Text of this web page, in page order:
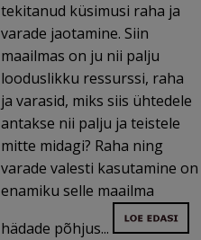
tekitanud küsimusi raha ja
varade jaotamine. Siin
maailmas on ju nii palju
looduslikku ressurssi, raha
ja varasid, miks siis ühtedele
antakse nii palju ja teistele
mitte midagi? Raha ning
varade valesti kasutamine on
enamiku selle maailma
hädade põhjus...